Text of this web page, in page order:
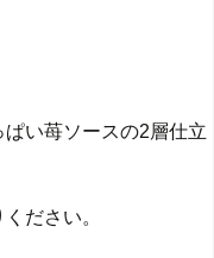
い苺ソースの2層仕立
ださい。